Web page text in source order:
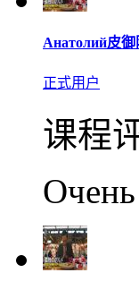
Анатолий皮御
正式用户
课程